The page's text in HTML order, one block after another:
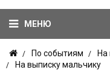
МЕНЮ
По событиям
На
На выписку мальчику